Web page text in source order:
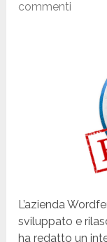
commenti
L’azienda
sviluppato e
ha redatto un